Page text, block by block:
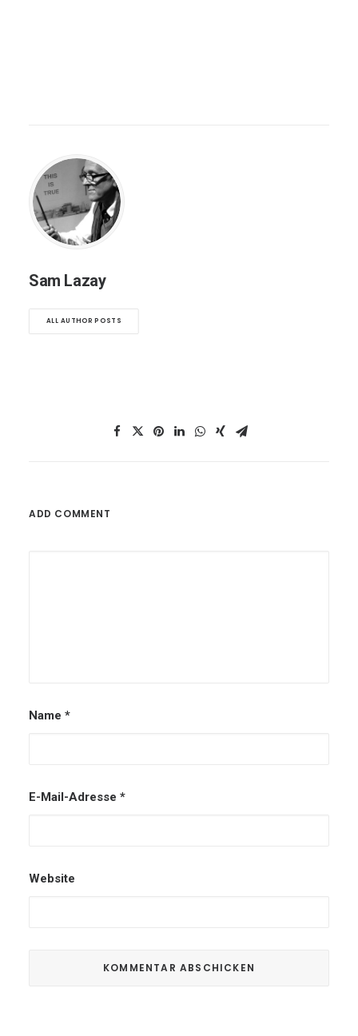
Sam Lazay
ALL AUTHOR POSTS
ADD COMMENT
Name *
E-Mail-Adresse *
Website